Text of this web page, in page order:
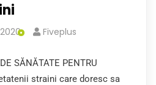
Fiveplus
SĂNĂTATE PENTRU
straini care doresc sa